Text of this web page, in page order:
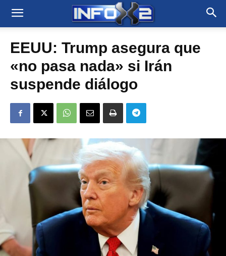
EEUU: Trump asegura que
«no pasa nada» si Irán
suspende diálogo